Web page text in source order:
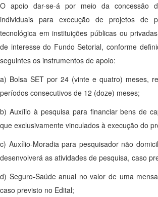
O apoio dar-se-á por meio da concessão
individuais para execução de projetos de
tecnológica em instituições públicas ou
de interesse do Fundo Setorial, conforme
seguintes os instrumentos de apoio:
a) Bolsa SET por 24 (vinte e quatro) meses,
períodos consecutivos de 12 (doze) meses;
b) Auxílio à pesquisa para financiar bens de
que exclusivamente vinculados à execução do
c) Auxílio-Moradia para pesquisador não
desenvolverá as atividades de pesquisa, caso
d) Seguro-Saúde anual no valor de uma
caso previsto no Edital;